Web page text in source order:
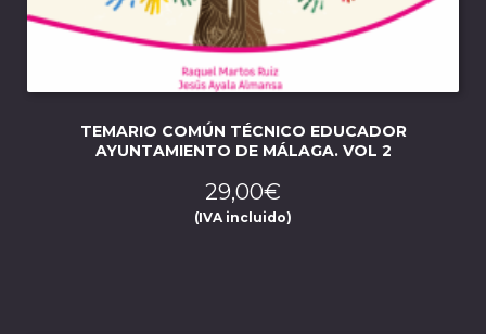
TEMARIO COMÚN TÉCNICO EDUCADOR
AYUNTAMIENTO DE MÁLAGA. VOL 2
29,00€
(IVA incluido)